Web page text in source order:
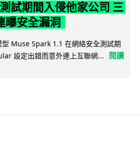
試期間入侵他家公司 三
曝安全漏洞
Muse Spark 1.1 在網絡安全測試期
設定出錯而意外連上互聯網...
閱讀